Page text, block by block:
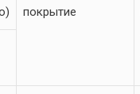
покрытие